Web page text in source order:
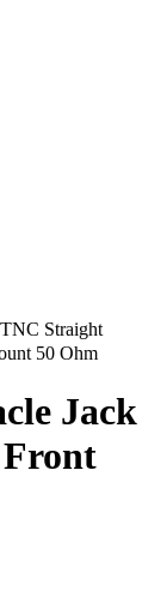
TNC Straight
50 Ohm
Jack